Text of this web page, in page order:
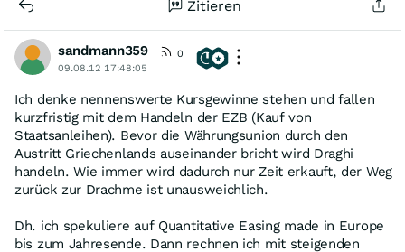
Zitieren
sandmann359
0
09.08.12 17:48:05
Ich denke nennenswerte Kursgewinne stehen und fallen
kurzfristig mit dem Handeln der EZB (Kauf von
Staatsanleihen). Bevor die Währungsunion durch den
Austritt Griechenlands auseinander bricht wird Draghi
handeln. Wie immer wird dadurch nur Zeit erkauft, der Weg
zurück zur Drachme ist unausweichlich.
Dh. ich spekuliere auf Quantitative Easing made in Europe
bis zum Jahresende. Dann rechnen ich mit steigenden